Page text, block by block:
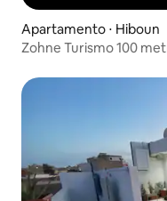
Apartamento ⋅ Hiboun
Zohne Turismo 100